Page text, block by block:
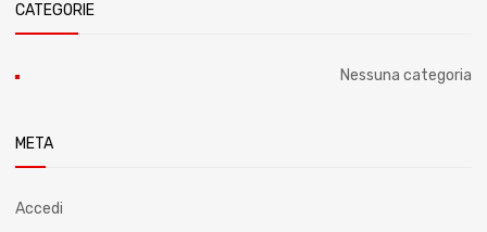
CATEGORIE
Nessuna categoria
META
Accedi